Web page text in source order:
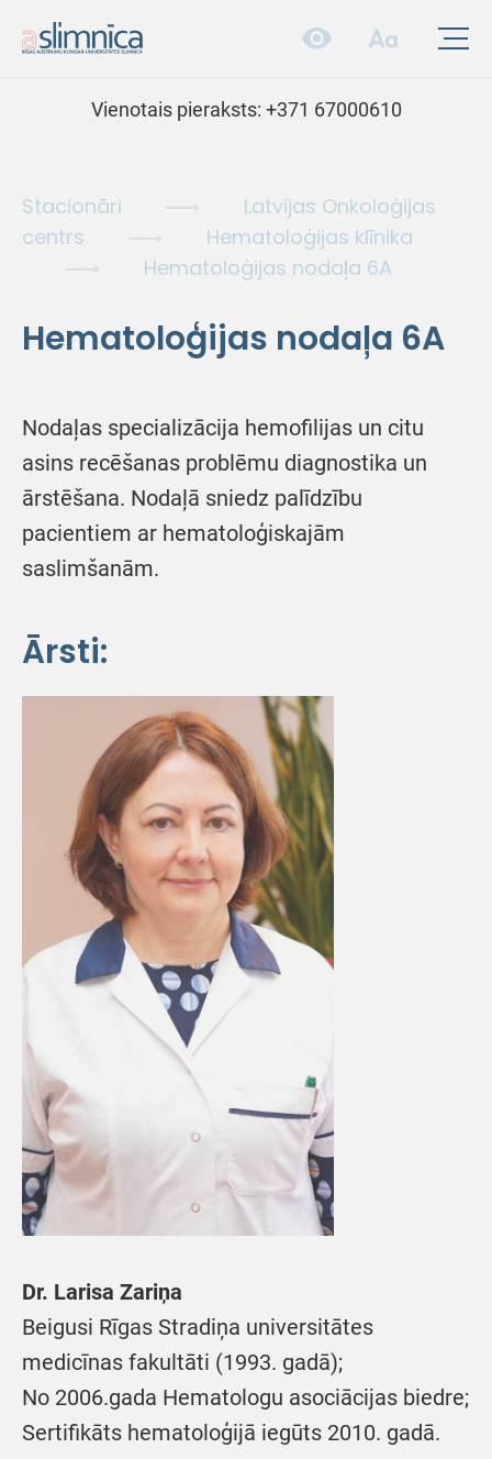
Vienotais pieraksts: +371 67000610
Stacionāri
Latvijas Onkoloģijas
centrs
Hematoloģijas klīnika
Hematoloģijas nodaļa 6A
Hematoloģijas nodaļa 6A
Nodaļas specializācija hemofilijas un citu
asins recēšanas problēmu diagnostika un
ārstēšana. Nodaļā sniedz palīdzību
pacientiem ar hematoloģiskajām
saslimšanām.
Ārsti:
Dr. Larisa Zariņa
Beigusi Rīgas Stradiņa universitātes
medicīnas fakultāti (1993. gadā);
No 2006.gada Hematologu asociācijas biedre;
Sertifikāts hematoloģijā iegūts 2010. gadā.